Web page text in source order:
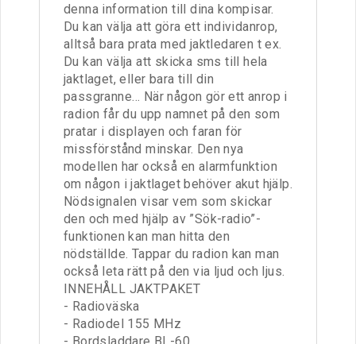
denna information till dina kompisar.
Du kan välja att göra ett individanrop,
alltså bara prata med jaktledaren t ex.
Du kan välja att skicka sms till hela
jaktlaget, eller bara till din
passgranne… När någon gör ett anrop i
radion får du upp namnet på den som
pratar i displayen och faran för
missförstånd minskar. Den nya
modellen har också en alarmfunktion
om någon i jaktlaget behöver akut hjälp.
Nödsignalen visar vem som skickar
den och med hjälp av ”Sök-radio”-
funktionen kan man hitta den
nödställde. Tappar du radion kan man
också leta rätt på den via ljud och ljus.
INNEHÅLL JAKTPAKET
- Radioväska
- Radiodel 155 MHz